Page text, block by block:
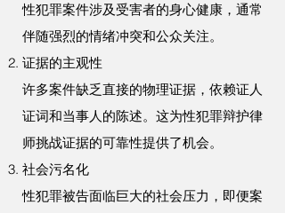
性犯罪案件涉及受害者的身心健康，通常
伴随强烈的情绪冲突和公众关注。
证据的主观性
许多案件缺乏直接的物理证据，依赖证人
证词和当事人的陈述。这为性犯罪辩护律
师挑战证据的可靠性提供了机会。
社会污名化
性犯罪被告面临巨大的社会压力，即便案